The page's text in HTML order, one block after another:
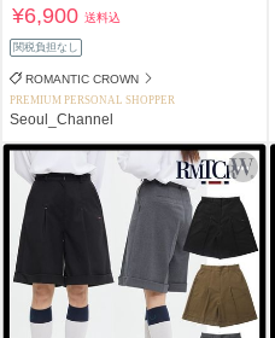
¥6,900送料込
関税負担なし
ROMANTIC CROWN
PREMIUM PERSONAL SHOPPER
Seoul_Channel